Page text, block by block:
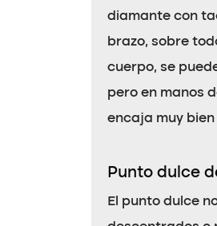
diamante con
brazo, sobre
cuerpo, se
pero en manos
encaja muy
Punto dulce
El punto dulce